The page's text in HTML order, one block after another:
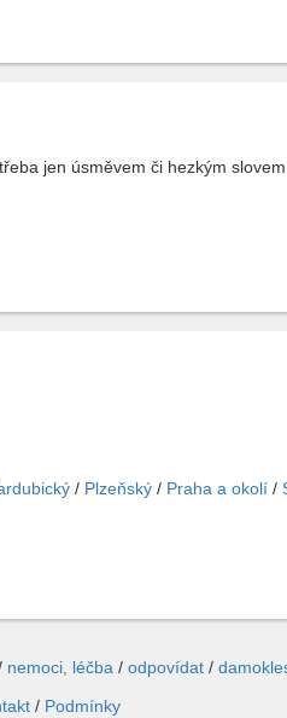
jen úsměvem či hezkým slovem
/ Plzeňský / Praha a okolí /
nemoci, léčba / odpovídat /
/ Podmínky